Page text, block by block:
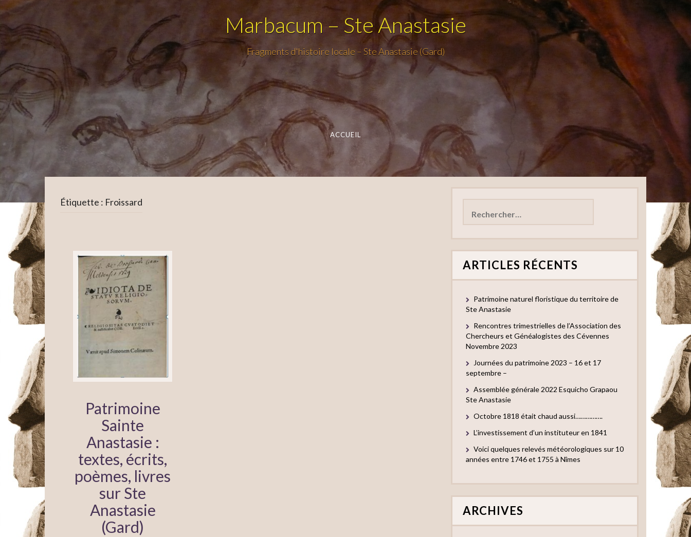
Marbacum – Ste Anastasie
Fragments d'histoire locale – Ste Anastasie (Gard)
ACCUEIL
Étiquette : Froissard
Patrimoine
Sainte
Anastasie :
textes, écrits,
poèmes, livres
sur Ste
Anastasie
(Gard)
ARTICLES RÉCENTS
Patrimoine naturel floristique du territoire de
Ste Anastasie
Rencontres trimestrielles de l’Association des
Chercheurs et Généalogistes des Cévennes
Novembre 2023
Journées du patrimoine 2023 – 16 et 17
septembre –
Assemblée générale 2022 Esquicho Grapaou
Ste Anastasie
Octobre 1818 était chaud aussi…………….
L’investissement d’un instituteur en 1841
Voici quelques relevés météorologiques sur 10
années entre 1746 et 1755 à Nîmes
ARCHIVES